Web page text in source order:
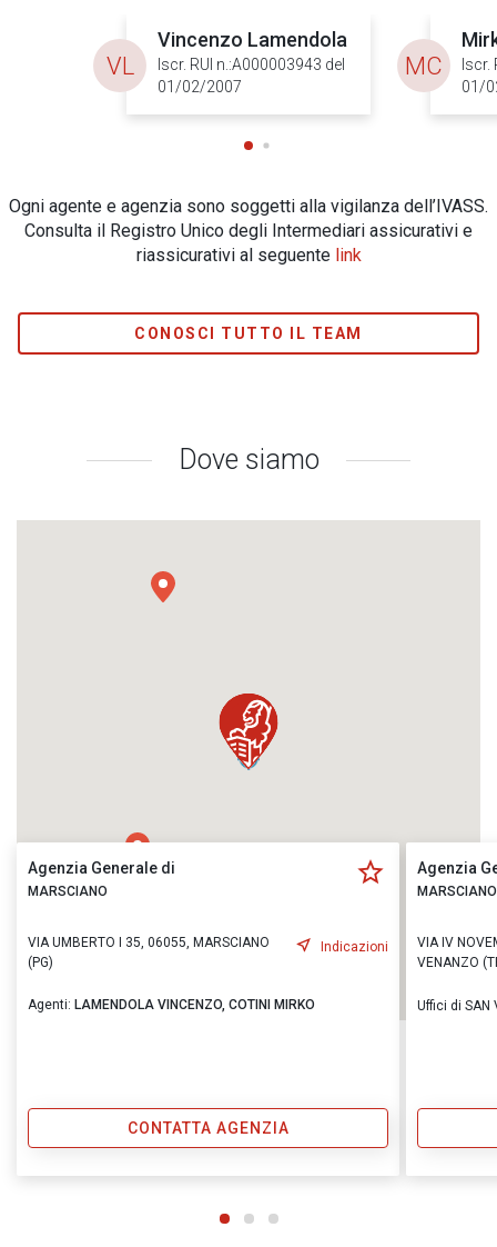
Vincenzo Lamendola
Iscr. RUI n.:A000003943 del
01/02/2007
VL
Iscr.
01/
MC
Ogni agente e agenzia sono soggetti alla vigilanza dell’IVASS.
Consulta il Registro Unico degli Intermediari assicurativi e
riassicurativi al seguente link
CONOSCI TUTTO IL TEAM
Dove siamo
Agenzia Generale di
MARSCIANO
VIA UMBERTO I 35, 06055, MARSCIANO
(PG)
Indicazioni
Agenti: LAMENDOLA VINCENZO, COTINI MIRKO
CONTATTA AGENZIA
Agenzia
MARSCIANO
VIA IV
VENANZO
Uffici di SAN